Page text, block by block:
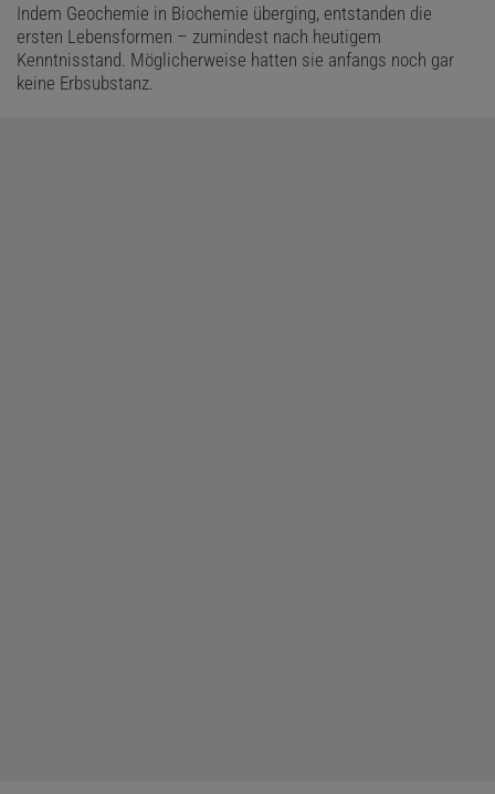
Indem Geochemie in Biochemie überging, entstanden die
ersten Lebensformen – zumindest nach heutigem
Kenntnisstand. Möglicherweise hatten sie anfangs noch gar
keine Erbsubstanz.